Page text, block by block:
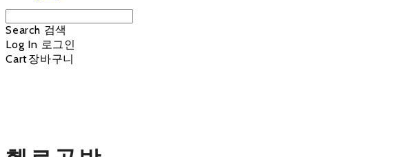
Search 검색
Log In 로그인
Cart장바구니